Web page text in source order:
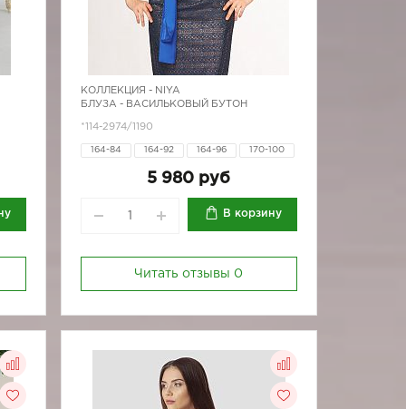
КОЛЛЕКЦИЯ - NIYA
БЛУЗА - ВАСИЛЬКОВЫЙ БУТОН
*114-2974/1190
164-84 164-92 164-96 170-100
5 980 руб
В корзину
Читать отзывы 0